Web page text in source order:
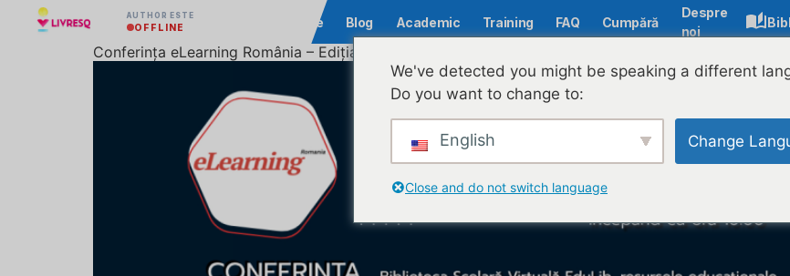
AUTHOR ESTE
OFFLINE Comunitate Blog Academic Training FAQ Cumpără
Despre
noi
Conferința eLearning România – Ediția 2
We've detected you might be speaking a different
Do you want to change to:
English Change
Close and do not switch language